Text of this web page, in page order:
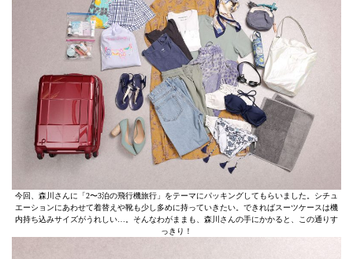
今回、森川さんに「2〜3泊の飛行機旅行」をテーマにパッキングしてもらいました。シチュ
エーションにあわせて着替えや靴も少し多めに持っていきたい。できればスーツケースは機
内持ち込みサイズがうれしい…。そんなわがままも、森川さんの手にかかると、この通りす
っきり！